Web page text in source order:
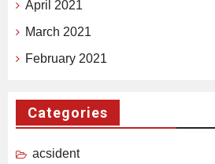
April 2021
March 2021
February 2021
Categories
acsident